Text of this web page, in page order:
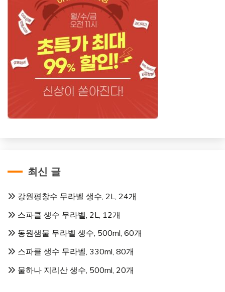
최신 글
강원평창수 무라벨 생수, 2L, 24개
스파클 생수 무라벨, 2L, 12개
동원샘물 무라벨 생수, 500ml, 60개
스파클 생수 무라벨, 330ml, 80개
물하나 지리산 생수, 500ml, 20개